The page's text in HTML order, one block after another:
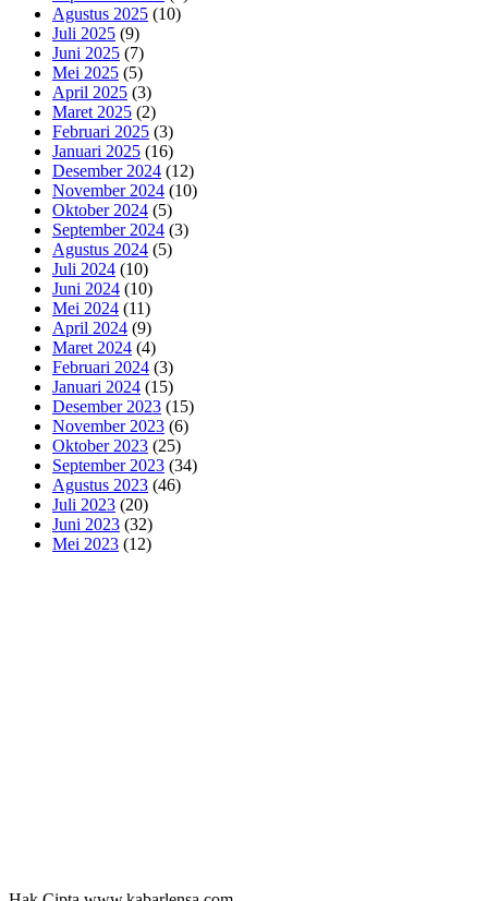
Agustus 2025 (10)
Juli 2025 (9)
Juni 2025 (7)
Mei 2025 (5)
April 2025 (3)
Maret 2025 (2)
Februari 2025 (3)
Januari 2025 (16)
Desember 2024 (12)
November 2024 (10)
Oktober 2024 (5)
September 2024 (3)
Agustus 2024 (5)
Juli 2024 (10)
Juni 2024 (10)
Mei 2024 (11)
April 2024 (9)
Maret 2024 (4)
Februari 2024 (3)
Januari 2024 (15)
Desember 2023 (15)
November 2023 (6)
Oktober 2023 (25)
September 2023 (34)
Agustus 2023 (46)
Juli 2023 (20)
Juni 2023 (32)
Mei 2023 (12)